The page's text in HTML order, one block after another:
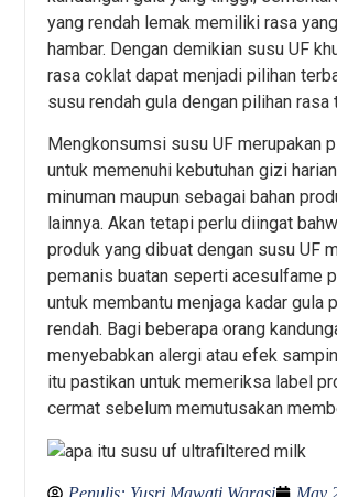
yang rendah lemak memiliki rasa
hambar. Dengan demikian susu UF
rasa coklat dapat menjadi pilihan
susu rendah gula dengan pilihan rasa
Mengkonsumsi susu UF merupakan
untuk memenuhi kebutuhan gizi
minuman maupun sebagai bahan
lainnya. Akan tetapi perlu diingat
produk yang dibuat dengan susu UF
pemanis buatan seperti acesulfame
untuk membantu menjaga kadar gula
rendah. Bagi beberapa orang
menyebabkan alergi atau efek
itu pastikan untuk memeriksa label
cermat sebelum memutusakan
Penulis: Yusri Mawati Warasi
May